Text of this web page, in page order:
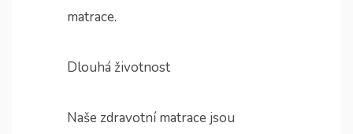
matrace.
Dlouhá životnost
Naše zdravotní matrace jsou